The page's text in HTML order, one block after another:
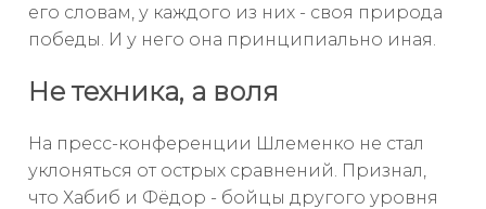
его словам, у каждого из них - своя природа
победы. И у него она принципиально иная.
Не техника, а воля
На пресс-конференции Шлеменко не стал
уклоняться от острых сравнений. Признал,
что Хабиб и Фёдор - бойцы другого уровня